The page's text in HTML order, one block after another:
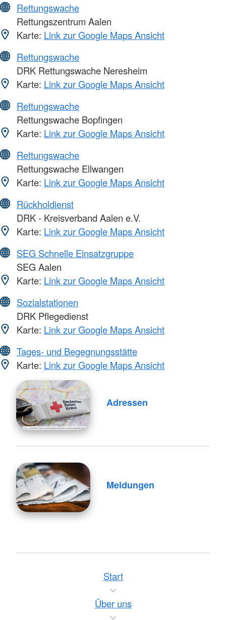
Rettungswache
Rettungszentrum Aalen
Karte: Link zur Google Maps Ansicht
Rettungswache
DRK Rettungswache Neresheim
Karte: Link zur Google Maps Ansicht
Rettungswache
Rettungswache Bopfingen
Karte: Link zur Google Maps Ansicht
Rettungswache
Rettungswache Ellwangen
Karte: Link zur Google Maps Ansicht
Rückholdienst
DRK - Kreisverband Aalen e.V.
Karte: Link zur Google Maps Ansicht
SEG Schnelle Einsatzgruppe
SEG Aalen
Karte: Link zur Google Maps Ansicht
Sozialstationen
DRK Pflegedienst
Karte: Link zur Google Maps Ansicht
Tages- und Begegnungsstätte
Karte: Link zur Google Maps Ansicht
Adressen
Meldungen
Start
Über uns